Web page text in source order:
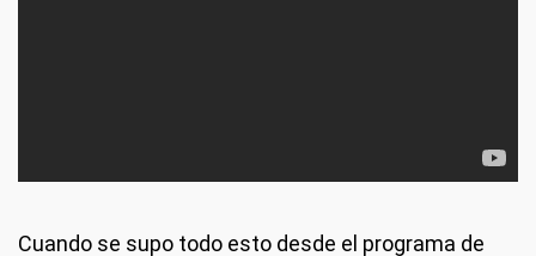
Cuando se supo todo esto desde el programa de